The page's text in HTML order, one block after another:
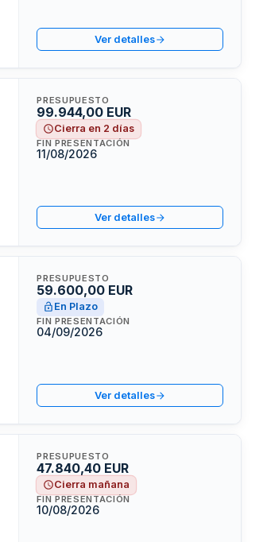
Ver detalles
PRESUPUESTO
99.944,00 EUR
Cierra en 2 días
FIN PRESENTACIÓN
11/08/2026
Ver detalles
PRESUPUESTO
59.600,00 EUR
En Plazo
FIN PRESENTACIÓN
04/09/2026
Ver detalles
PRESUPUESTO
47.840,40 EUR
Cierra mañana
FIN PRESENTACIÓN
10/08/2026